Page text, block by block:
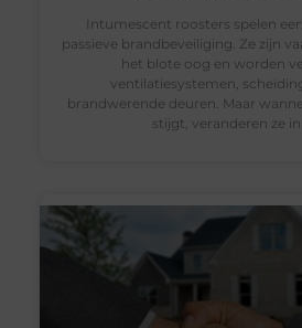
Intumescent roosters spelen
passieve brandbeveiliging. Ze zijn
het blote oog en worden
ventilatiesystemen,
brandwerende deuren. Maar
stijgt, veranderen ze